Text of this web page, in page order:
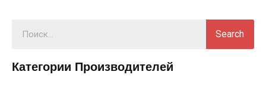
Search
Категории Производителей